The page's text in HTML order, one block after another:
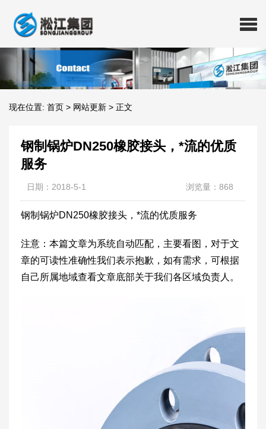
现在位置: 首页 > 网站更新 > 正文
钢制锅炉DN250橡胶接头，*流的优质
服务
日期：2018-5-1 浏览量：868
钢制锅炉DN250橡胶接头，*流的优质服务
注意：本篇文章为系统自动匹配，主要看图，对于文
章的可读性准确性我们表示抱歉，如有需求，可根据
自己所属地域查看文章底部关于我们各区域负责人。